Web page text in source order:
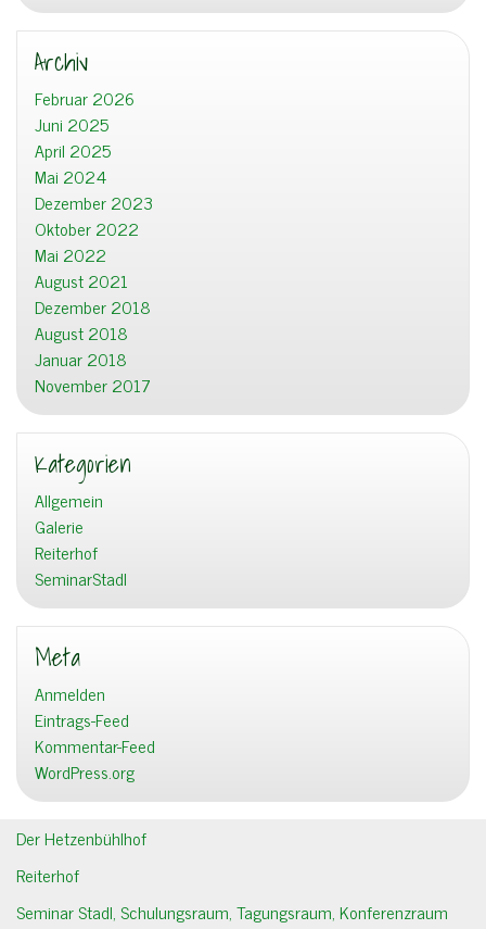
Archiv
Februar 2026
Juni 2025
April 2025
Mai 2024
Dezember 2023
Oktober 2022
Mai 2022
August 2021
Dezember 2018
August 2018
Januar 2018
November 2017
Kategorien
Allgemein
Galerie
Reiterhof
SeminarStadl
Meta
Anmelden
Eintrags-Feed
Kommentar-Feed
WordPress.org
Der Hetzenbühlhof
Reiterhof
Seminar Stadl, Schulungsraum, Tagungsraum, Konferenzraum